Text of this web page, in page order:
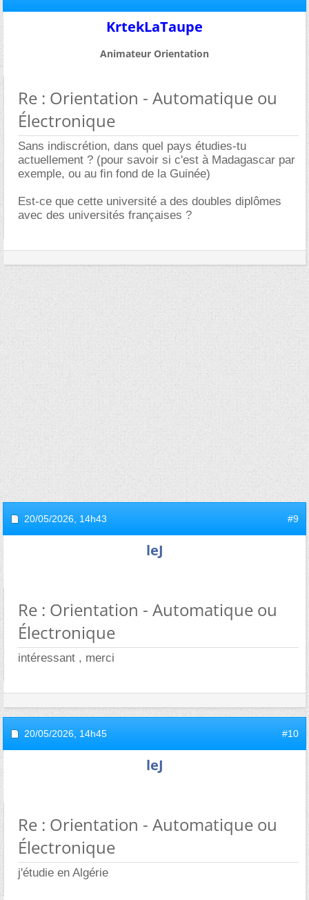
KrtekLaTaupe
Animateur Orientation
Re : Orientation - Automatique ou
Électronique
Sans indiscrétion, dans quel pays étudies-tu
actuellement ? (pour savoir si c'est à Madagascar par
exemple, ou au fin fond de la Guinée)
Est-ce que cette université a des doubles diplômes
avec des universités françaises ?
20/05/2026, 14h43 #9
leJ
Re : Orientation - Automatique ou
Électronique
intéressant , merci
20/05/2026, 14h45 #10
leJ
Re : Orientation - Automatique ou
Électronique
j'étudie en Algérie